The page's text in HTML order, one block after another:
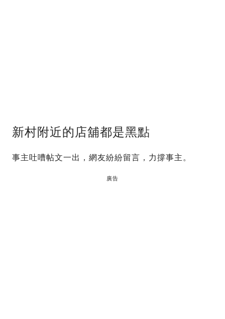
新村附近的店舖都是黑點
事主吐嘈帖文一出，網友紛紛留言，力撐事主。
廣告